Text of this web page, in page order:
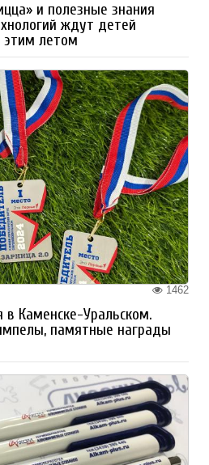
и полезные знания
ждут детей
этим летом
1462
в Каменске-Уральском.
памятные награды